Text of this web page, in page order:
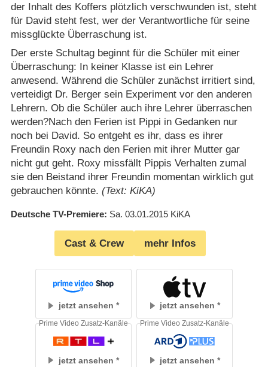
der Inhalt des Koffers plötzlich verschwunden ist, steht
für David steht fest, wer der Verantwortliche für seine
missglückte Überraschung ist.
Der erste Schultag beginnt für die Schüler mit einer
Überraschung: In keiner Klasse ist ein Lehrer
anwesend. Während die Schüler zunächst irritiert sind,
verteidigt Dr. Berger sein Experiment vor den anderen
Lehrern. Ob die Schüler auch ihre Lehrer überraschen
werden?Nach den Ferien ist Pippi in Gedanken nur
noch bei David. So entgeht es ihr, dass es ihrer
Freundin Roxy nach den Ferien mit ihrer Mutter gar
nicht gut geht. Roxy missfällt Pippis Verhalten zumal
sie den Beistand ihrer Freundin momentan wirklich gut
gebrauchen könnte. (Text: KiKA)
Deutsche TV-Premiere Sa. 03.01.2015 KiKA
Cast & Crew mehr Infos
jetzt ansehen jetzt ansehen
jetzt ansehen
Prime Video Zusatz-Kanäle
jetzt ansehen
Prime Video Zusatz-Kanäle